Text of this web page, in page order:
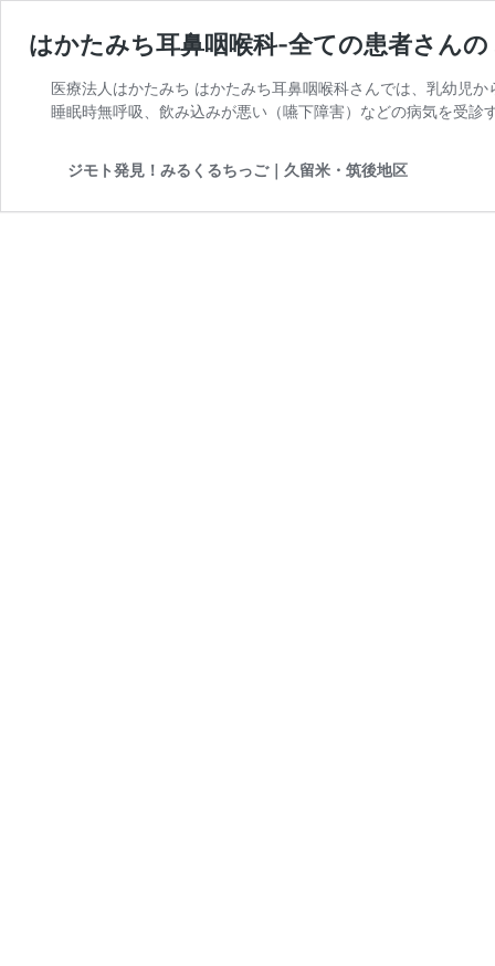
はかたみち耳鼻咽喉科-全ての患者さん
医療法人はかたみち はかたみち耳鼻咽喉科さんでは、乳幼児
睡眠時無呼吸、飲み込みが悪い（嚥下障害）などの病気を受診
ジモト発見！みるくるちっご｜久留米・筑後地区